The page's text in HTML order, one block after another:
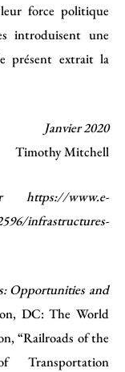
force politique
introduisent une
présent extrait la
Janvier 2020
Timothy Mitchell
https://www.e-
infrastructures-
Opportunities and
DC: The World
“Railroads of the